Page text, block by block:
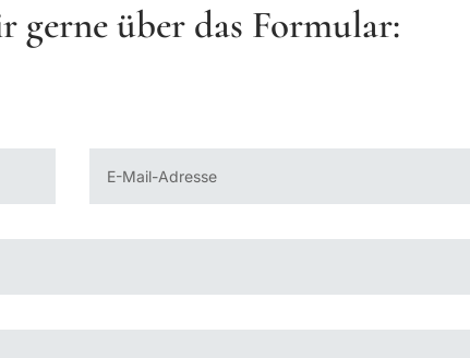
gerne über das Formular: